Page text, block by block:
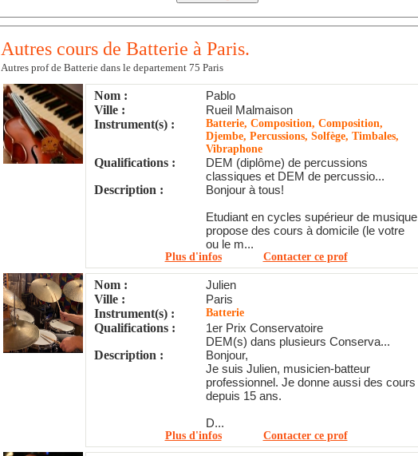
Autres cours de Batterie à Paris.
Autres prof de Batterie dans le departement 75 Paris
Nom :
Pablo
Ville :
Rueil Malmaison
Instrument(s) :
Batterie, Composition, Composition,
Djembe, Percussions, Solfège, Timbales,
Vibraphone
Qualifications :
DEM (diplôme) de percussions
classiques et DEM de percussio...
Description :
Bonjour à tous!
Etudiant en cycles supérieur de musique
propose des cours à domicile (le votre
ou le m...
Plus d'infos Contacter ce prof
Nom :
Julien
Ville :
Paris
Instrument(s) :
Batterie
Qualifications :
1er Prix Conservatoire
DEM(s) dans plusieurs Conserva...
Description :
Bonjour,
Je suis Julien, musicien-batteur
professionnel. Je donne aussi des cours
depuis 15 ans.
D...
Plus d'infos Contacter ce prof